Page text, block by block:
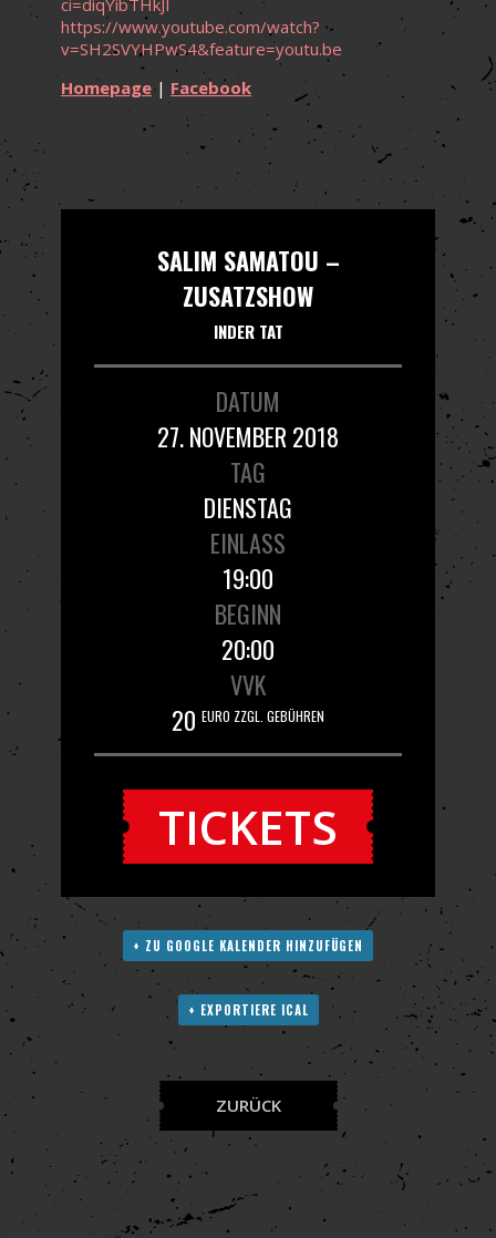
https://www.youtube.com/watch?
v=SH2SVYHPwS4&feature=youtu.be
Homepage| Facebook
SALIM SAMATOU –
ZUSATZSHOW
INDER TAT
DATUM
27. NOVEMBER 2018
TAG
DIENSTAG
EINLASS
19:00
BEGINN
20:00
VVK
20 EURO ZZGL. GEBÜHREN
TICKETS
+ ZU GOOGLE KALENDER HINZUFÜGEN
+ EXPORTIERE ICAL
ZURÜCK